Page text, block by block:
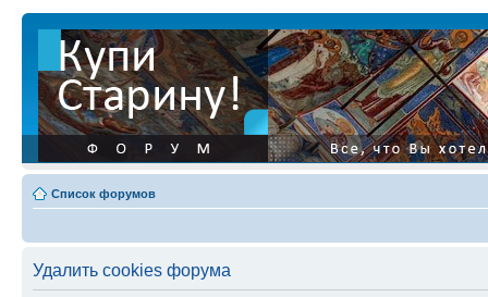
Список форумов
Удалить cookies форума